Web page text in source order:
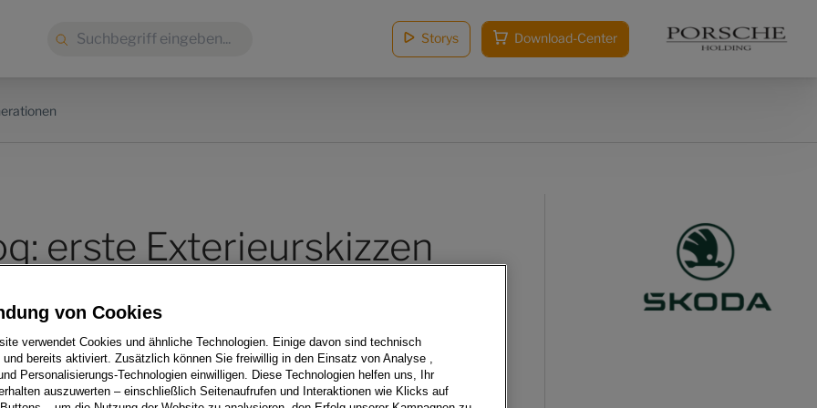
Suche: Storys Download-Center
erste Exterieurskizzen
SUV
von Cookies
verwendet Cookies und ähnliche Technologien. Einige davon sind technisch
und bereits aktiviert. Zusätzlich können Sie freiwillig in den Einsatz von Analyse ,
Personalisierungs-Technologien einwilligen. Diese Technologien helfen uns, Ihr
auszuwerten – einschließlich Seitenaufrufen und Interaktionen wie Klicks auf